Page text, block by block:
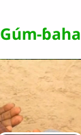
Gúm-ɓaha